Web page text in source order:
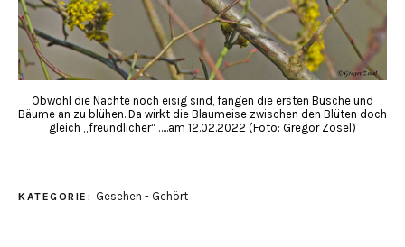
Obwohl die Nächte noch eisig sind, fangen die ersten Büsche und
Bäume an zu blühen. Da wirkt die Blaumeise zwischen den Blüten doch
gleich „freundlicher“ …..am 12.02.2022 (Foto: Gregor Zosel)
KATEGORIE: Gesehen - Gehört